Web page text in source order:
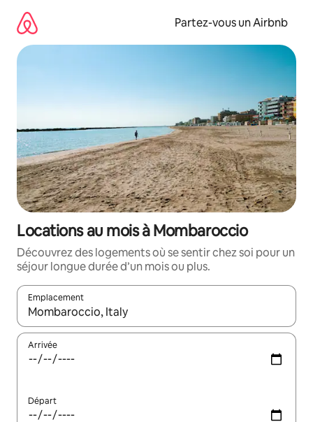
directement
contenu
Partez-vous un Airbnb
Locations au mois à Mombaroccio
Découvrez des logements où se sentir chez soi pour un
séjour longue durée d’un mois ou plus.
Emplacement
Quand les résultats sont affichés, parcourez-les en utilisant
Arrivée
Départ